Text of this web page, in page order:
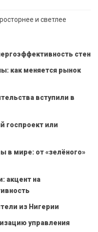
и светлее
стен
как меняется рынок
вступили в
госпроект или
в мире: от «зелёного»
акцент на
из Нигерии
управления